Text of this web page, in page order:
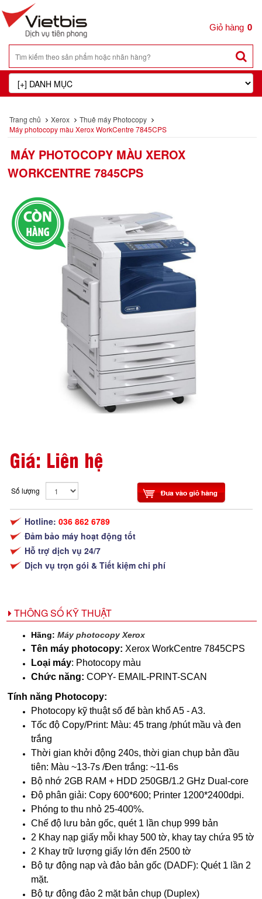
0
Trang chủ Xerox
Thuê máy Photocopy
Máy photocopy màu Xerox WorkCentre 7845CPS
MÁY PHOTOCOPY MÀU XEROX
WORKCENTRE 7845CPS
Giá: Liên hệ
Số lượng
Hotline: 036 862 6789
Đảm bảo máy hoạt động tốt
Hỗ trợ dịch vụ 24/7
Dịch vụ trọn gói & Tiết kiệm chi phí
THÔNG SỐ KỸ THUẬT
Hãng: Máy photocopy Xerox
Tên máy photocopy: Xerox WorkCentre 7845CPS
Loại máy: Photocopy màu
Chức năng: COPY- EMAIL-PRINT-SCAN
Tính năng Photocopy:
Photocopy kỹ thuật số để bàn khổ A5 - A3.
Tốc độ Copy/Print: Màu: 45 trang /phút mầu và đen
trắng
Thời gian khởi động 240s, thời gian chụp bản đầu
tiên: Màu ~13-7s /Đen trắng: ~11-6s
Bộ nhớ 2GB RAM + HDD 250GB/1.2 GHz Dual-core
Độ phân giải: Copy 600*600; Printer 1200*2400dpi.
Phóng to thu nhỏ 25-400%.
Chế độ lưu bản gốc, quét 1 lần chụp 999 bản
2 Khay nạp giấy mỗi khay 500 tờ, khay tay chứa 95 tờ
2 Khay trữ lượng giấy lớn đến 2500 tờ
Bộ tự động nạp và đảo bản gốc (DADF): Quét 1 lần 2
mặt.
Bộ tự động đảo 2 mặt bản chụp (Duplex)